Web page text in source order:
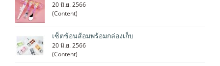
20 มิ.ย. 2566
(Content)
เซ็ตช้อนส้อมพร้อมกล่องเก็บ
20 มิ.ย. 2566
(Content)